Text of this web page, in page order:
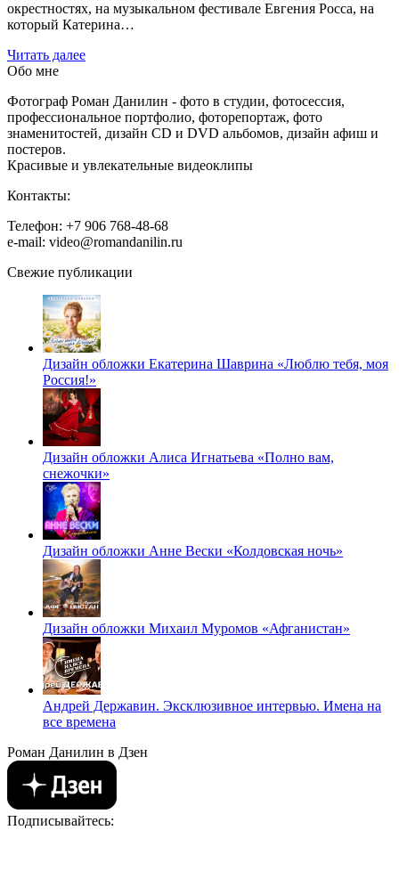
окрестностях, на музыкальном фестивале Евгения Росса, на
который Катерина…
Читать далее
Обо мне
Фотограф Роман Данилин - фото в студии, фотосессия,
профессиональное портфолио, фоторепортаж, фото
знаменитостей, дизайн CD и DVD альбомов, дизайн афиш и
постеров.
Красивые и увлекательные видеоклипы
Контакты:
Телефон: +7 906 768-48-68
e-mail: video@romandanilin.ru
Свежие публикации
Дизайн обложки Екатерина Шаврина «Люблю тебя, моя
Россия!»
Дизайн обложки Алиса Игнатьева «Полно вам,
снежочки»
Дизайн обложки Анне Вески «Колдовская ночь»
Дизайн обложки Михаил Муромов «Афганистан»
Андрей Державин. Эксклюзивное интервью. Имена на
все времена
Роман Данилин в Дзен
Подписывайтесь: